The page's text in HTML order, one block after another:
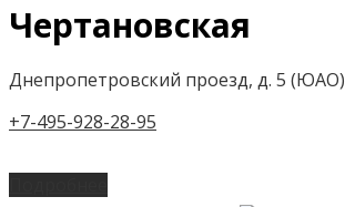
Чертановская
Днепропетровский проезд, д. 5 (ЮАО)
+7-495-928-28-95